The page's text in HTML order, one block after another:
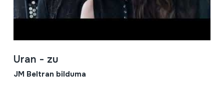
Uran - zu
JM Beltran bilduma